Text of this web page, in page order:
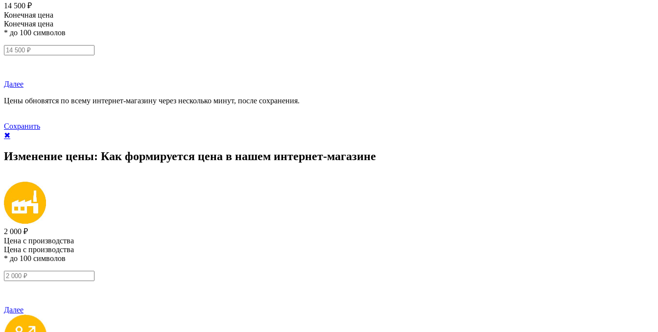
14 500 ₽
Конечная цена
Конечная цена
* до 100 символов
Далее
Цены обновятся по всему интернет-магазину через несколько минут, после сохранения.
Сохранить
✖
Изменение цены: Как формируется цена в нашем интернет-магазине
2 000 ₽
Цена с производства
Цена с производства
* до 100 символов
Далее